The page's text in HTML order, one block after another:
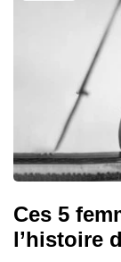
Ces 5
l’histoire